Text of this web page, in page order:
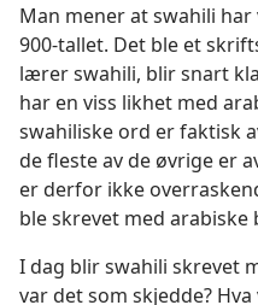
Man mener at swahili
900-tallet. Det ble et
lærer swahili, blir snart
har en viss likhet med
swahiliske ord er faktisk
de fleste av de øvrige er
er derfor ikke
ble skrevet med arabiske
I dag blir swahili skrevet
var det som skjedde?